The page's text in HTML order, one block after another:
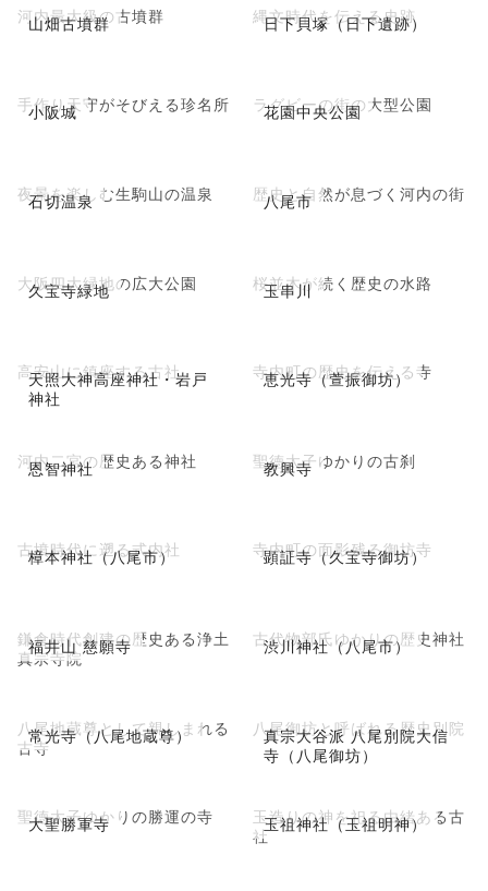
山畑古墳群
河内最大級の古墳群 日下貝塚（日下遺跡）
縄文時代を伝える史跡
小阪城
手作り天守がそびえる珍名所 花園中央公園
ラグビーの街の大型公園
石切温泉
夜景を楽しむ生駒山の温泉 八尾市
歴史と自然が息づく河内の街
久宝寺緑地
大阪四大緑地の広大公園 玉串川
桜並木が続く歴史の水路
天照大神高座神社・岩戸
神社
高安山に鎮座する古社 恵光寺（萱振御坊）
寺内町の歴史を伝える寺
恩智神社
河内二宮の歴史ある神社 教興寺
聖徳太子ゆかりの古刹
樟本神社（八尾市）
古墳時代に遡る式内社 顕証寺（久宝寺御坊）
寺内町の面影残る御坊寺
福井山 慈願寺
鎌倉時代創建の歴史ある浄土
真宗寺院
渋川神社（八尾市）
古代物部氏ゆかりの歴史神社
常光寺（八尾地蔵尊）
八尾地蔵尊として親しまれる
古寺
真宗大谷派 八尾別院大信
寺（八尾御坊）
八尾御坊と呼ばれる歴史別院
大聖勝軍寺
聖徳太子ゆかりの勝運の寺 玉祖神社（玉祖明神）
玉造りの神を祀る由緒ある古
社